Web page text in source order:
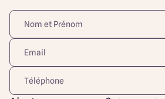
Ce projet est l'occasion de
adapté à vos besoins et à ceux de
environnement serein et propice à
familial. Ne manquez pas cette
cocon à Millonfosse.
Découvrez toutes nos offres et
notre site Internet. Visuel